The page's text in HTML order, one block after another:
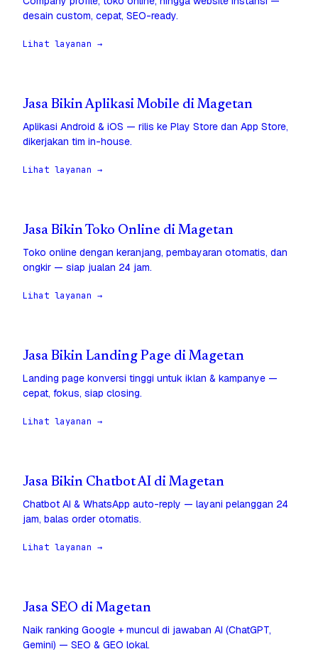
desain custom, cepat, SEO-ready.
Lihat layanan →
Jasa Bikin Aplikasi Mobile di Magetan
Aplikasi Android & iOS — rilis ke Play Store dan App Store,
dikerjakan tim in-house.
Lihat layanan →
Jasa Bikin Toko Online di Magetan
Toko online dengan keranjang, pembayaran otomatis, dan
ongkir — siap jualan 24 jam.
Lihat layanan →
Jasa Bikin Landing Page di Magetan
Landing page konversi tinggi untuk iklan & kampanye —
cepat, fokus, siap closing.
Lihat layanan →
Jasa Bikin Chatbot AI di Magetan
Chatbot AI & WhatsApp auto-reply — layani pelanggan 24
jam, balas order otomatis.
Lihat layanan →
Jasa SEO di Magetan
Naik ranking Google + muncul di jawaban AI (ChatGPT,
Gemini) — SEO & GEO lokal.